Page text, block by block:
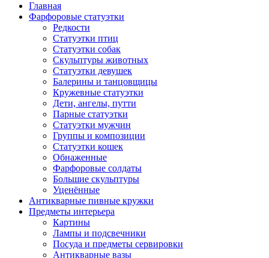
Главная
Фарфоровые статуэтки
Редкости
Cтатуэтки птиц
Cтатуэтки собак
Скульптуры животных
Статуэтки девушек
Балерины и танцовщицы
Кружевные статуэтки
Дети, ангелы, путти
Парные статуэтки
Статуэтки мужчин
Группы и композиции
Статуэтки кошек
Обнаженные
Фарфоровые солдаты
Большие скульптуры
Уценённые
Антикварные пивные кружки
Предметы интерьера
Картины
Лампы и подсвечники
Посуда и предметы сервировки
Антикварные вазы